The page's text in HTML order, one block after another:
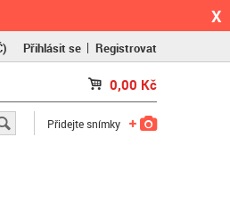
X
Přihlásit se Registrovat
0,00 Kč
Přidejte snímky